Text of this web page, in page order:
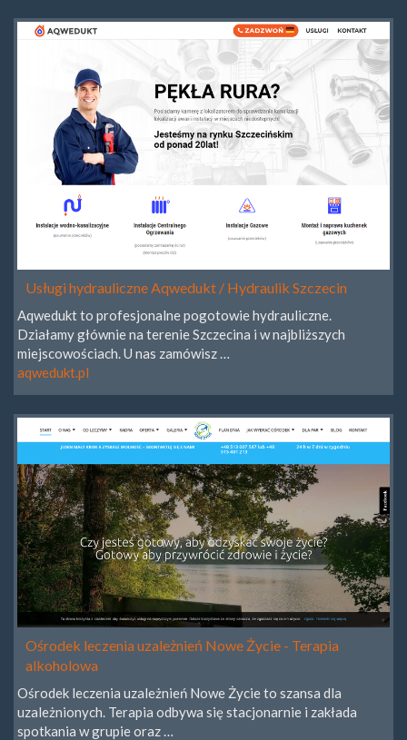
Usługi hydrauliczne Aqwedukt / Hydraulik Szczecin
Aqwedukt to profesjonalne pogotowie hydrauliczne.
Działamy głównie na terenie Szczecina i w najbliższych
miejscowościach. U nas zamówisz …
aqwedukt.pl
Ośrodek leczenia uzależnień Nowe Życie - Terapia
alkoholowa
Ośrodek leczenia uzależnień Nowe Życie to szansa dla
uzależnionych. Terapia odbywa się stacjonarnie i zakłada
spotkania w grupie oraz …